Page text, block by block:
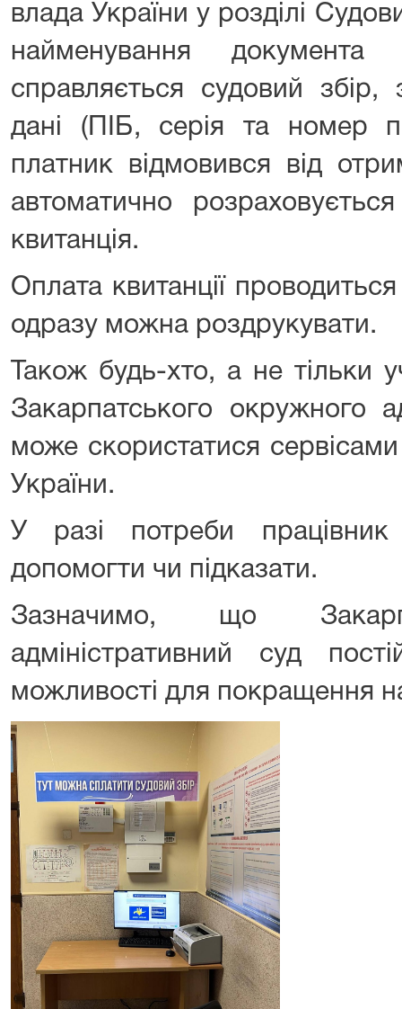
влада України у розділі
найменування
справляється судовий збір,
дані (ПІБ, серія та номер
платник відмовився від
автоматично
квитанція. ­­­
Оплата квитанції
одразу можна роздрукувати.
Також будь-хто, а не тільки
Закарпатського окружного
може скористатися
України.
У разі потреби
допомогти чи підказати.
Зазначимо, що
адміністративний суд
можливості для покращення